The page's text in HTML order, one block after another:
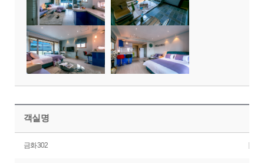
객실명
금화302